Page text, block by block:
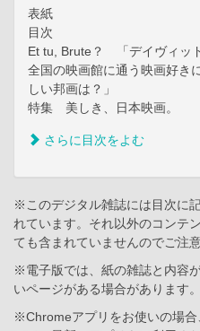
表紙
目次
Et tu, Brute？ 「デイヴィッ
全国の映画館に通う映画好き
しい邦画は？」
特集 美しき、日本映画。
さらに目次をよむ
※このデジタル雑誌には目次に
れています。それ以外のコンテ
ても含まれていませんのでご注
※電子版では、紙の雑誌と内容
いページがある場合があります。
※Chromeアプリをお使いの場